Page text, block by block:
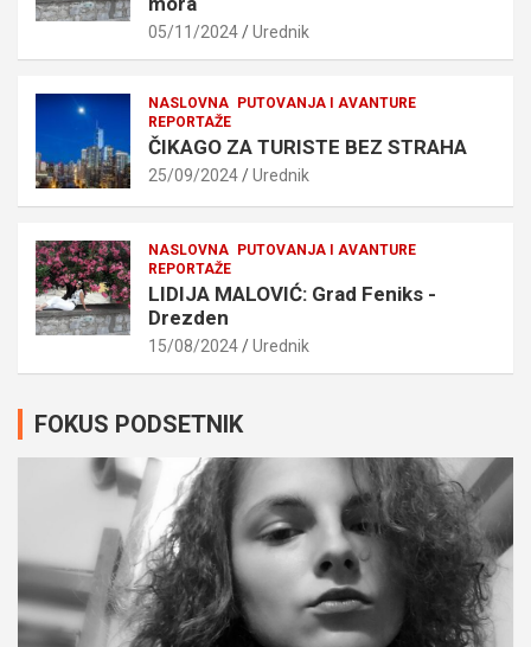
05/11/2024 Urednik
NASLOVNA
PUTOVANJA I AVANTURE
REPORTAŽE
ČIKAGO ZA TURISTE BEZ STRAHA
25/09/2024 Urednik
NASLOVNA
PUTOVANJA I AVANTURE
REPORTAŽE
LIDIJA MALOVIĆ: Grad Feniks -
Drezden
15/08/2024 Urednik
FOKUS PODSETNIK